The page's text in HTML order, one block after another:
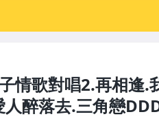
情歌對唱2.再相逢.
醉落去.三角戀